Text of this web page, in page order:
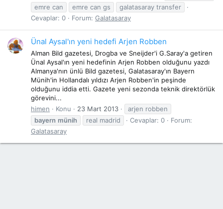
emre can
emre can gs
galatasaray transfer
Cevaplar: 0
Forum: Galatasaray
Ünal Aysal'ın yeni hedefi Arjen Robben
Alman Bild gazetesi, Drogba ve Sneijder'i G.Saray'a getiren
Ünal Aysal'ın yeni hedefinin Arjen Robben olduğunu yazdı
Almanya'nın ünlü Bild gazetesi, Galatasaray'ın Bayern
Münih'in Hollandalı yıldızı Arjen Robben'in peşinde
olduğunu iddia etti. Gazete yeni sezonda teknik direktörlük
görevini...
himen
Konu 23 Mart 2013
arjen robben
bayern münih real madrid Cevaplar: 0
Forum:
Galatasaray